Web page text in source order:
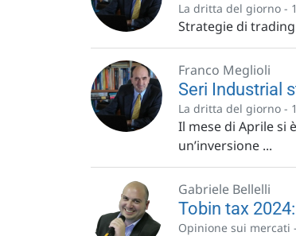
La dritta del giorno -
Strategie di
Franco Meglioli
Seri Industrial
La dritta del giorno -
Il mese di Aprile si
un’inversione ...
Gabriele Bellelli
Tobin tax
Opinione sui mercati -